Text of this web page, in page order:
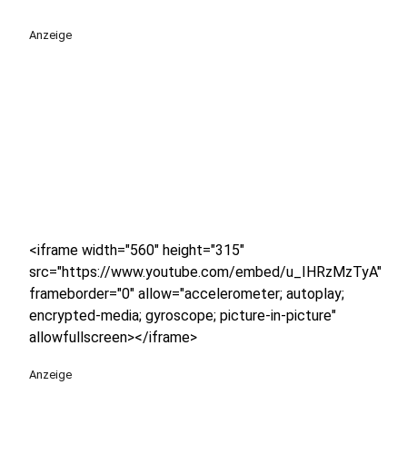
Anzeige
<iframe width="560" height="315"
src="https://www.youtube.com/embed/u_IHRzMzTyA"
frameborder="0" allow="accelerometer; autoplay;
encrypted-media; gyroscope; picture-in-picture"
allowfullscreen></iframe>
Anzeige